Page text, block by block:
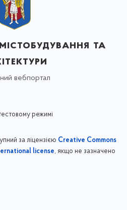
та
вебпортал
режимі
за ліцензією Creative Commons
license, якщо не зазначено